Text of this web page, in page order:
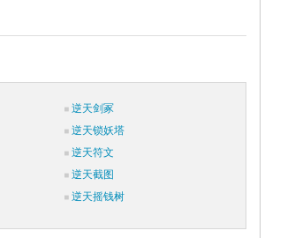
逆天剑冢
逆天锁妖塔
逆天符文
逆天截图
逆天摇钱树